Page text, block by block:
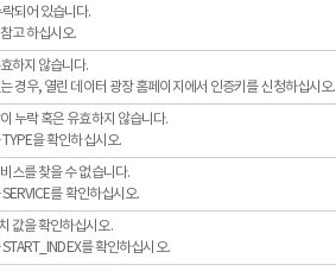
되어 있습니다.
고 하십시오.
하지 않습니다.
경우, 열린 데이터 광장 홈페이지에서 인증키를 신청하십시오.
누락 혹은 유효하지 않습니다.
을 확인하십시오.
스를 찾을 수 없습니다.
를 확인하십시오.
값을 확인하십시오.
를 확인하십시오.